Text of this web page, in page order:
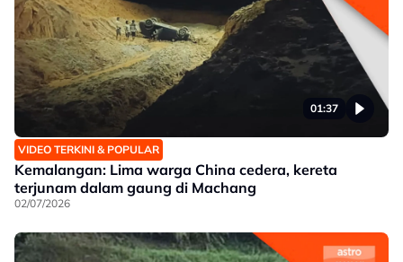
01:37
VIDEO TERKINI & POPULAR
Kemalangan: Lima warga China cedera, kereta
terjunam dalam gaung di Machang
02/07/2026